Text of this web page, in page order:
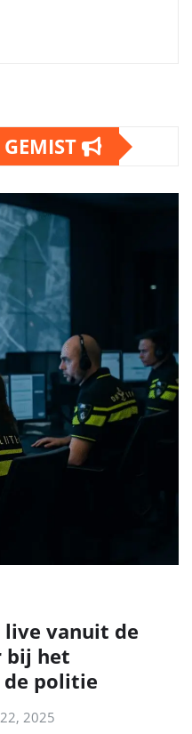
live vanuit de
bij het
politie
2025